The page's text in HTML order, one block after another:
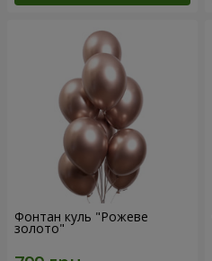
Фонтан куль "Рожеве
золото"